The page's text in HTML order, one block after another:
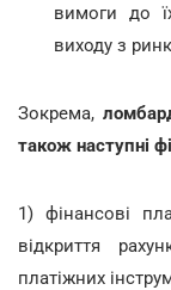
вимоги до
виходу з
Зокрема,
також наступні
1) фінансові
відкриття
платіжних